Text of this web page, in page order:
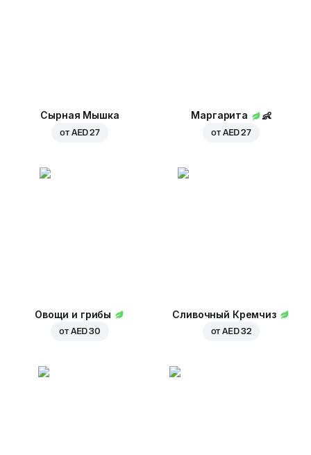
Сырная Мышка
от AED 27
Маргарита 👶
от AED 27
Овощи и грибы
от AED 30
Сливочный Кремчиз
отAED 32